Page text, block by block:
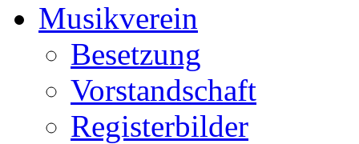
Musikverein
Besetzung
Vorstandschaft
Registerbilder